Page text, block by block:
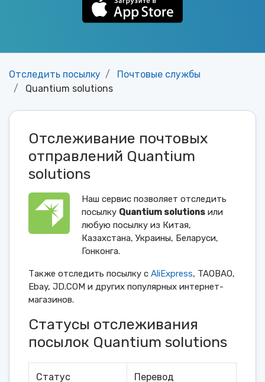
Отследить посылку
Почтовые службы
Quantium solutions
Отслеживание почтовых
отправлений Quantium
solutions
Наш сервис позволяет отследить
посылку Quantium solutions или
любую посылку из Китая,
Казахстана, Украины, Беларуси,
Гонконга.
Также отследить посылку с AliExpress, TAOBAO,
Ebay, JD.COM и других популярных интернет-
магазинов.
Статусы отслеживания
посылок Quantium solutions
Статус Перевод